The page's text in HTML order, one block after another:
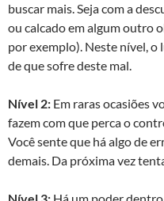
buscar mais. Seja com a
ou calcado em algum outro
por exemplo). Neste nível,
de que sofre deste mal.
Nível 2: Em raras ocasiões
fazem com que perca o
Você sente que há algo de
demais. Da próxima vez